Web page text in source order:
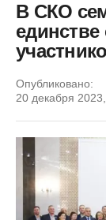
В СКО
единстве
Опубликовано:
20 декабря